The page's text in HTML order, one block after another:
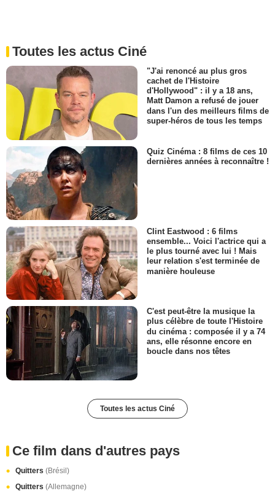
Toutes les actus Ciné
"J'ai renoncé au plus gros
cachet de l'Histoire
d'Hollywood" : il y a 18 ans,
Matt Damon a refusé de jouer
dans l'un des meilleurs films de
super-héros de tous les temps
Quiz Cinéma : 8 films de ces 10
dernières années à reconnaître !
Clint Eastwood : 6 films
ensemble... Voici l'actrice qui a
le plus tourné avec lui ! Mais
leur relation s'est terminée de
manière houleuse
C'est peut-être la musique la
plus célèbre de toute l'Histoire
du cinéma : composée il y a 74
ans, elle résonne encore en
boucle dans nos têtes
Toutes les actus Ciné
Ce film dans d'autres pays
Quitters (Brésil)
Quitters (Allemagne)